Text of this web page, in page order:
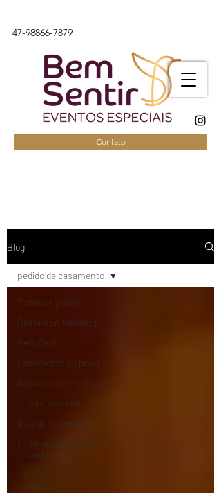
47-98866-7879
Contato
Blog
Todos os posts
Destinatin Wedding
Bem Sentir
Casamento na praia
Casamento no campo
casamento civil
lista de convidados
como reduzir a lista de
convidados
dicas para reduzir a lista
de convi
pedido de casamento